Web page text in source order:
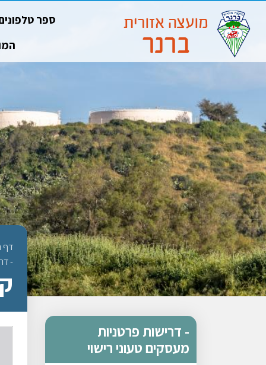
ספר
- דרישות פרטניות
מעסקים טעוני רישוי
דף
-